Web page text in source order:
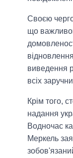
Своєю
що
виведення
всіх
Крім того,
надання
Водночас
Меркель